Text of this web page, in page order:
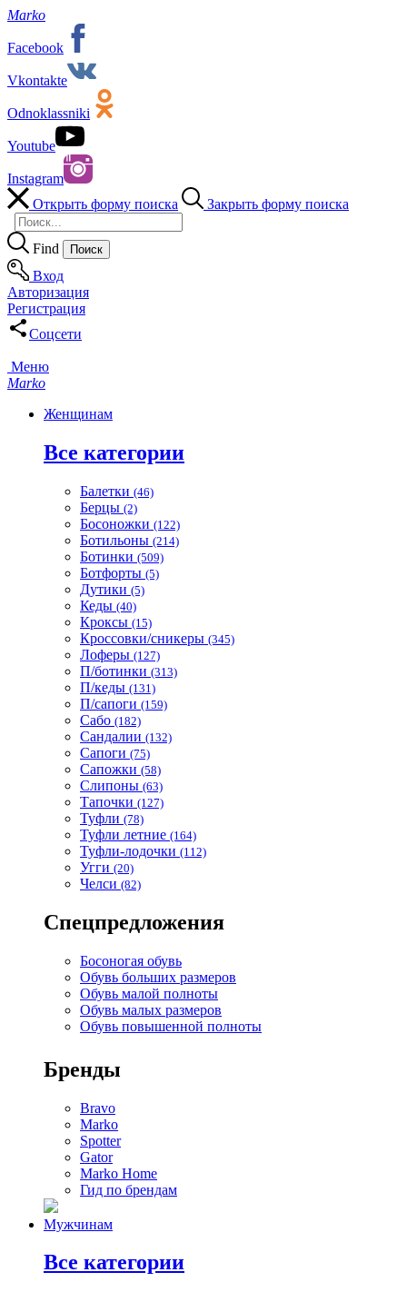
Marko
Facebook
Vkontakte
Odnoklassniki
Youtube
Instagram
Открыть форму поиска
Закрыть форму поиска
Find
Вход
Авторизация
Регистрация
Соцсети
Меню
Marko
Женщинам
Все категории
Балетки (46)
Берцы (2)
Босоножки (122)
Ботильоны (214)
Ботинки (509)
Ботфорты (5)
Дутики (5)
Кеды (40)
Кроксы (15)
Кроссовки/сникеры (345)
Лоферы (127)
П/ботинки (313)
П/кеды (131)
П/сапоги (159)
Сабо (182)
Сандалии (132)
Сапоги (75)
Сапожки (58)
Слипоны (63)
Тапочки (127)
Туфли (78)
Туфли летние (164)
Туфли-лодочки (112)
Угги (20)
Челси (82)
Спецпредложения
Босоногая обувь
Обувь больших размеров
Обувь малой полноты
Обувь малых размеров
Обувь повышенной полноты
Бренды
Bravo
Marko
Spotter
Gator
Marko Home
Гид по брендам
Мужчинам
Все категории